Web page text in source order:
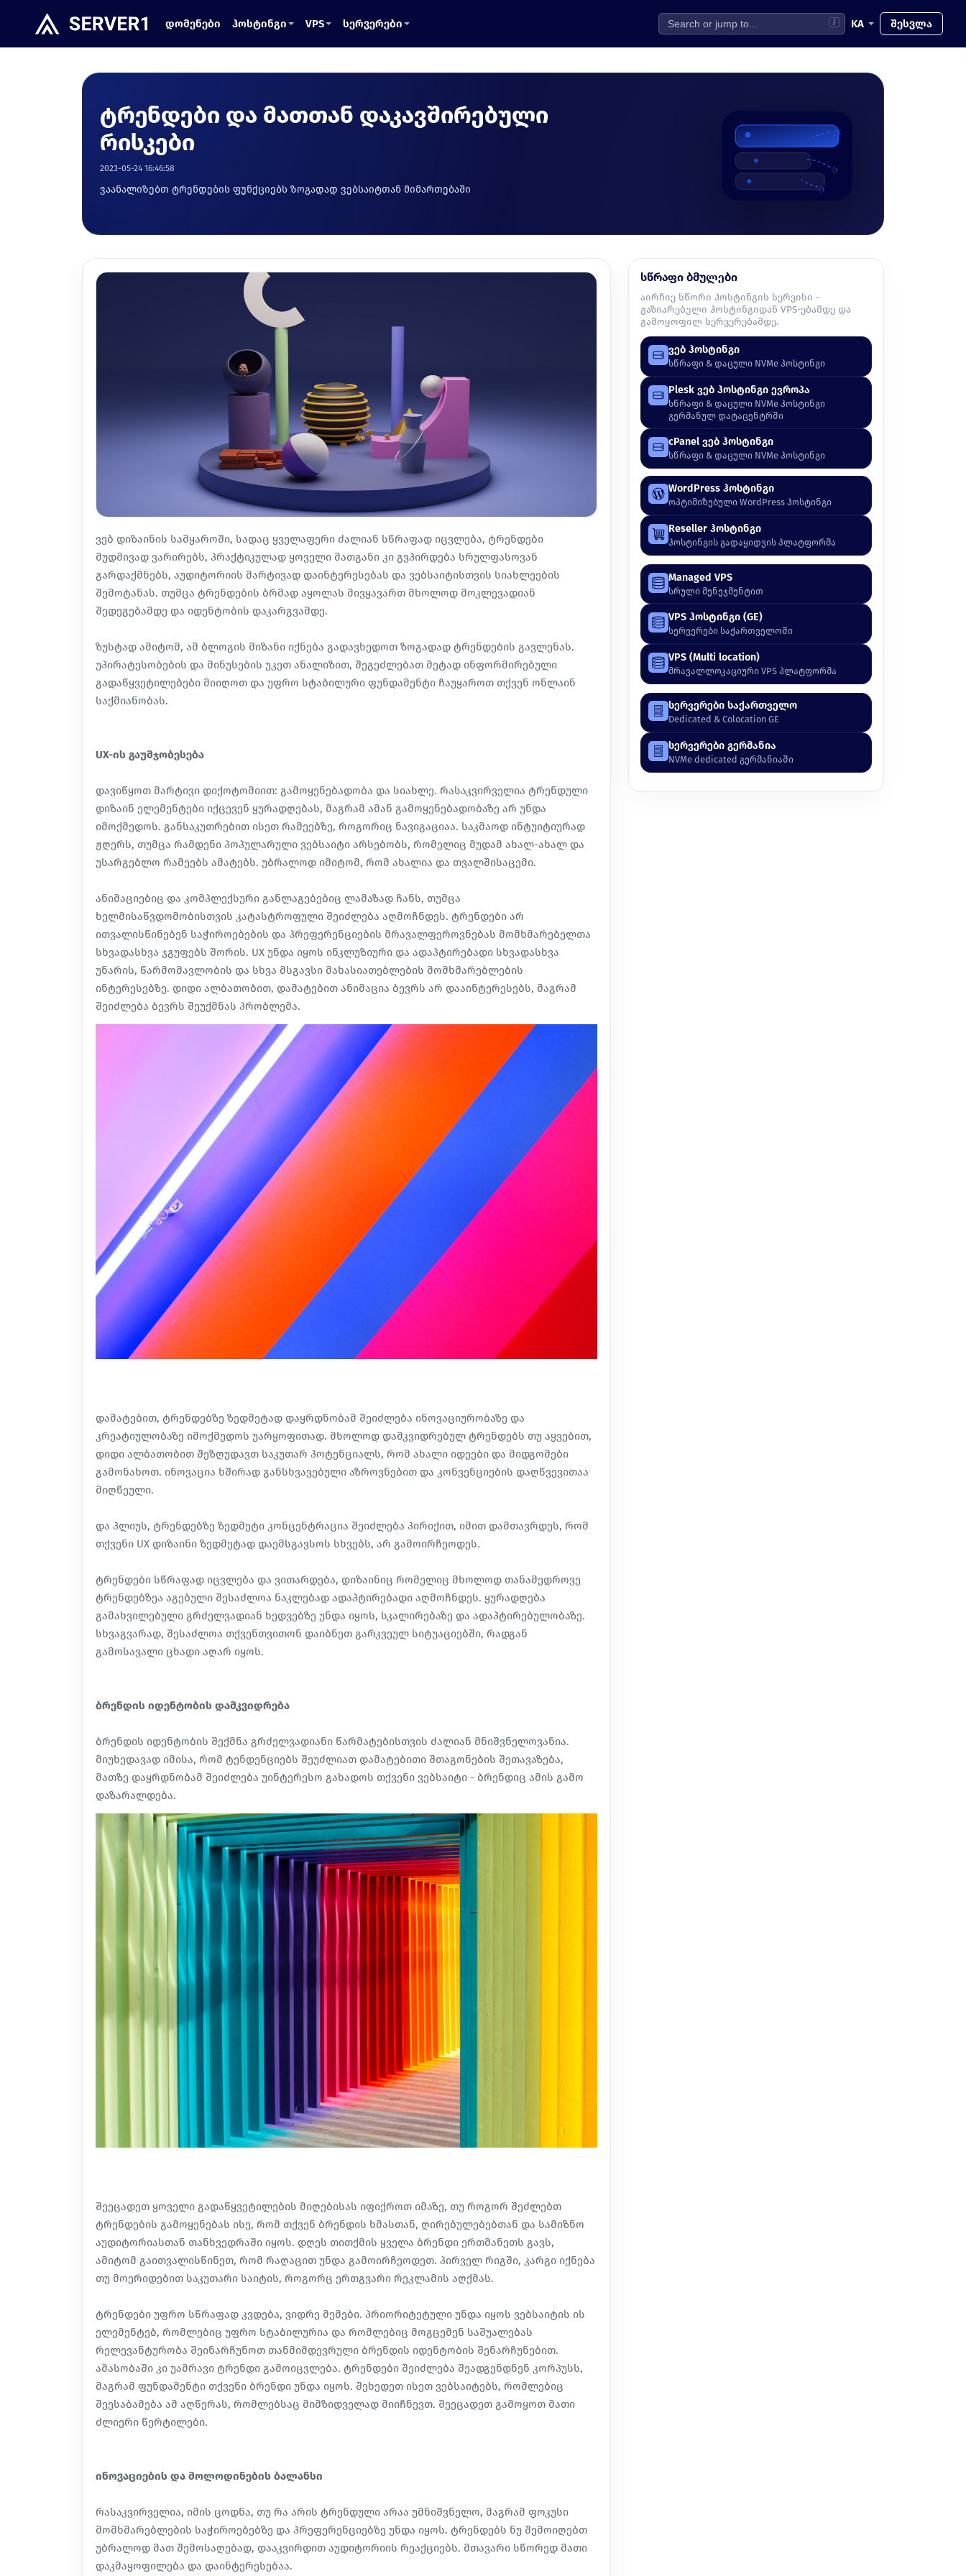
დომენები ჰოსტინგი VPS სერვერები / KA შესვლა
ტრენდები და მათთან დაკავშირებული
რისკები
2023-05-24 16:46:58
ვაანალიზებთ ტრენდების ფუნქციებს ზოგადად ვებსაიტთან მიმართებაში
ვებ დიზაინის სამყაროში, სადაც ყველაფერი ძალიან სწრაფად იცვლება, ტრენდები
მუდმივად ვარირებს, პრაქტიკულად ყოველი მათგანი კი გვპირდება სრულფასოვან
გარდაქმნებს, აუდიტორიის მარტივად დაინტერესებას და ვებსაიტისთვის სიახლეების
შემოტანას. თუმცა ტრენდების ბრმად აყოლას მივყავართ მხოლოდ მოკლევადიან
შედეგებამდე და იდენტობის დაკარგვამდე.
ზუსტად ამიტომ, ამ ბლოგის მიზანი იქნება გადავხედოთ ზოგადად ტრენდების გავლენას.
უპირატესობების და მინუსების უკეთ ანალიზით, შეგეძლებათ მეტად ინფორმირებული
გადაწყვეტილებები მიიღოთ და უფრო სტაბილური ფუნდამენტი ჩაუყაროთ თქვენ ონლაინ
საქმიანობას.
UX-ის გაუმჯობესება
დავიწყოთ მარტივი დიქოტომიით: გამოყენებადობა და სიახლე. რასაკვირველია ტრენდული
დიზაინ ელემენტები იქცევენ ყურადღებას, მაგრამ ამან გამოყენებადობაზე არ უნდა
იმოქმედოს. განსაკუთრებით ისეთ რამეებზე, როგორიც ნავიგაციაა. საკმაოდ ინტუიტიურად
ჟღერს, თუმცა რამდენი პოპულარული ვებსაიტი არსებობს, რომელიც მუდამ ახალ-ახალ და
უსარგებლო რამეებს ამატებს. უბრალოდ იმიტომ, რომ ახალია და თვალშისაცემი.
ანიმაციებიც და კომპლექსური განლაგებებიც ლამაზად ჩანს, თუმცა
ხელმისაწვდომობისთვის კატასტროფული შეიძლება აღმოჩნდეს. ტრენდები არ
ითვალისწინებენ საჭიროებების და პრეფერენციების მრავალფეროვნებას მომხმარებელთა
სხვადასხვა ჯგუფებს შორის. UX უნდა იყოს ინკლუზიური და ადაპტირებადი სხვადასხვა
უნარის, წარმომავლობის და სხვა მსგავსი მახასიათებლების მომხმარებლების
ინტერესებზე. დიდი ალბათობით, დამატებით ანიმაცია ბევრს არ დააინტერესებს, მაგრამ
შეიძლება ბევრს შეუქმნას პრობლემა.
დამატებით, ტრენდებზე ზედმეტად დაყრდნობამ შეიძლება ინოვაციურობაზე და
კრეატიულობაზე იმოქმედოს უარყოფითად. მხოლოდ დამკვიდრებულ ტრენდებს თუ აყვებით,
დიდი ალბათობით შეზღუდავთ საკუთარ პოტენციალს, რომ ახალი იდეები და მიდგომები
გამონახოთ. ინოვაცია ხშირად განსხვავებული აზროვნებით და კონვენციების დაღწვევითაა
მიღწეული.
და პლიუს, ტრენდებზე ზედმეტი კონცენტრაცია შეიძლება პირიქით, იმით დამთავრდეს, რომ
თქვენი UX დიზაინი ზედმეტად დაემსგავსოს სხვებს, არ გამოირჩეოდეს.
ტრენდები სწრაფად იცვლება და ვითარდება, დიზაინიც რომელიც მხოლოდ თანამედროვე
ტრენდებზეა აგებული შესაძლოა ნაკლებად ადაპტირებადი აღმოჩნდეს. ყურადღება
გამახვილებული გრძელვადიან ხედვებზე უნდა იყოს, სკალირებაზე და ადაპტირებულობაზე.
სხვაგვარად, შესაძლოა თქვენთვითონ დაიბნეთ გარკვეულ სიტუაციებში, რადგან
გამოსავალი ცხადი აღარ იყოს.
ბრენდის იდენტობის დამკვიდრება
ბრენდის იდენტობის შექმნა გრძელვადიანი წარმატებისთვის ძალიან მნიშვნელოვანია.
მიუხედავად იმისა, რომ ტენდენციებს შეუძლიათ დამატებითი შთაგონების შეთავაზება,
მათზე დაყრდნობამ შეიძლება უინტერესო გახადოს თქვენი ვებსაიტი - ბრენდიც ამის გამო
დაზარალდება.
შეეცადეთ ყოველი გადაწყვეტილების მიღებისას იფიქროთ იმაზე, თუ როგორ შეძლებთ
ტრენდების გამოყენებას ისე, რომ თქვენ ბრენდის ხმასთან, ღირებულებებთან და სამიზნო
აუდიტორიასთან თანხვედრაში იყოს. დღეს თითქმის ყველა ბრენდი ერთმანეთს გავს,
ამიტომ გაითვალისწინეთ, რომ რაღაცით უნდა გამოირჩეოდეთ. პირველ რიგში, კარგი იქნება
თუ მოერიდებით საკუთარი საიტის, როგორც ერთგვარი რეკლამის აღქმას.
ტრენდები უფრო სწრაფად კვდება, ვიდრე მემები. პრიორიტეტული უნდა იყოს ვებსაიტის ის
ელემენტებ, რომლებიც უფრო სტაბილურია და რომლებიც მოგცემენ საშუალებას
რელევანტურობა შეინარჩუნოთ თანმიმდევრული ბრენდის იდენტობის შენარჩუნებით.
ამასობაში კი უამრავი ტრენდი გამოიცვლება. ტრენდები შეიძლება შეადგენდნენ კორპუსს,
მაგრამ ფუნდამენტი თქვენი ბრენდი უნდა იყოს. შეხედეთ ისეთ ვებსაიტებს, რომლებიც
შეესაბამება ამ აღწერას, რომლებსაც მიმზიდველად მიიჩნევთ. შეეცადეთ გამოყოთ მათი
ძლიერი წერტილები.
ინოვაციების და მოლოდინების ბალანსი
რასაკვირველია, იმის ცოდნა, თუ რა არის ტრენდული არაა უმნიშვნელო, მაგრამ ფოკუსი
მომხმარებლების საჭიროებებზე და პრეფერენციებზე უნდა იყოს. ტრენდებს ნუ შემოიღებთ
უბრალოდ მათ შემოსაღებად, დააკვირდით აუდიტორიის რეაქციებს. მთავარი სწორედ მათი
დაკმაყოფილება და დაინტერესებაა.
სწრაფი ბმულები
აირჩიე სწორი ჰოსტინგის სერვისი -
გაზიარებული ჰოსტინგიდან VPS-ებამდე და
გამოყოფილ სერვერებამდე.
ვებ ჰოსტინგი
სწრაფი & დაცული NVMe ჰოსტინგი
Plesk ვებ ჰოსტინგი ევროპა
სწრაფი & დაცული NVMe ჰოსტინგი
გერმანულ დატაცენტრში
cPanel ვებ ჰოსტინგი
სწრაფი & დაცული NVMe ჰოსტინგი
WordPress ჰოსტინგი
ოპტიმიზებული WordPress ჰოსტინგი
Reseller ჰოსტინგი
ჰოსტინგის გადაყიდვის პლატფორმა
Managed VPS
სრული მენეჯმენტით
VPS ჰოსტინგი (GE)
სერვერები საქართველოში
VPS (Multi location)
მრავალლოკაციური VPS პლატფორმა
სერვერები საქართველო
Dedicated & Colocation GE
სერვერები გერმანია
NVMe dedicated გერმანიაში